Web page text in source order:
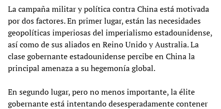
La campaña militar y política contra China está motivada
por dos factores. En primer lugar, están las necesidades
geopolíticas imperiosas del imperialismo estadounidense,
así como de sus aliados en Reino Unido y Australia. La
clase gobernante estadounidense percibe en China la
principal amenaza a su hegemonía global.
En segundo lugar, pero no menos importante, la élite
gobernante está intentando desesperadamente contener